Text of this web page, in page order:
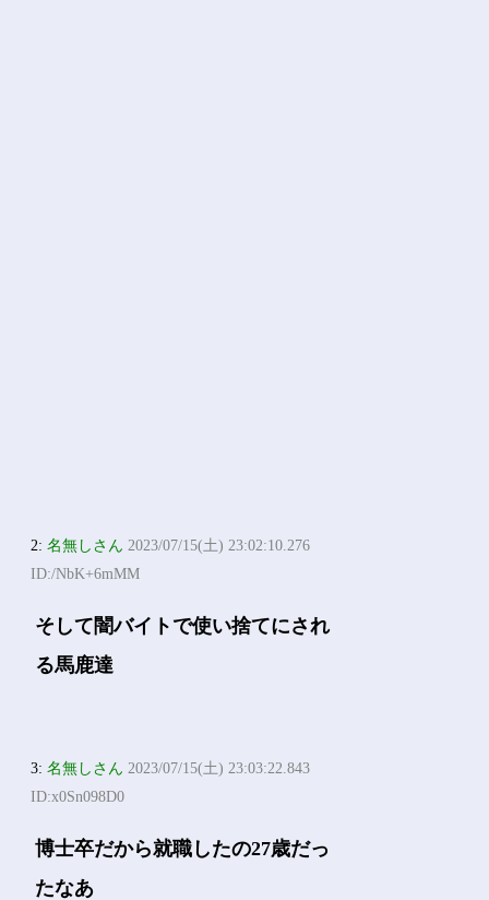
2:名無しさん 2023/07/15(土) 23:02:10.276
ID:/NbK+6mMM
そして闇バイトで使い捨てにされ
る馬鹿達
3:名無しさん 2023/07/15(土) 23:03:22.843
ID:x0Sn098D0
博士卒だから就職したの27歳だっ
たなあ